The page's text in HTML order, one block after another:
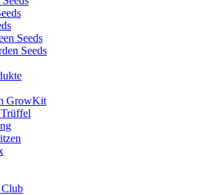
Seeds
Seeds
GrowKit
Club